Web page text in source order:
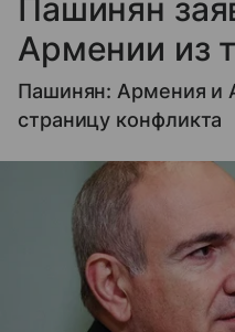
Пашинян
Армении из
Пашинян: Армения и
страницу конфликта